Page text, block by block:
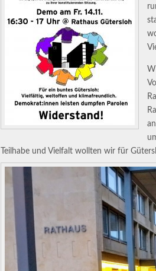
Teilhabe und Vielfalt wollten wir für